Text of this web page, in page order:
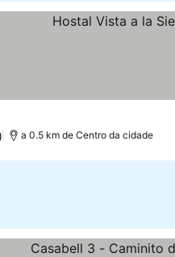
a 0.5 km de Centro da cidade